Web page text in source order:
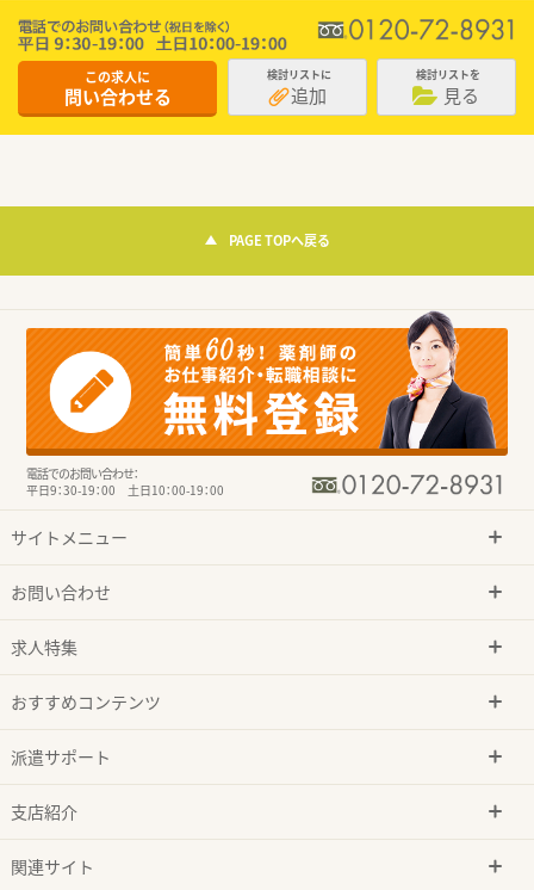
この求人に
問い合わせる
検討リストに
追加
検討リストを
見る
PAGE TOPへ戻る
電話でのお問い合わせ：
平日9：30-19：00 土日10：00-19：00
サイトメニュー
お問い合わせ
求人特集
おすすめコンテンツ
派遣サポート
支店紹介
関連サイト